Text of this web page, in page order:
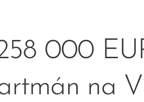
000
na